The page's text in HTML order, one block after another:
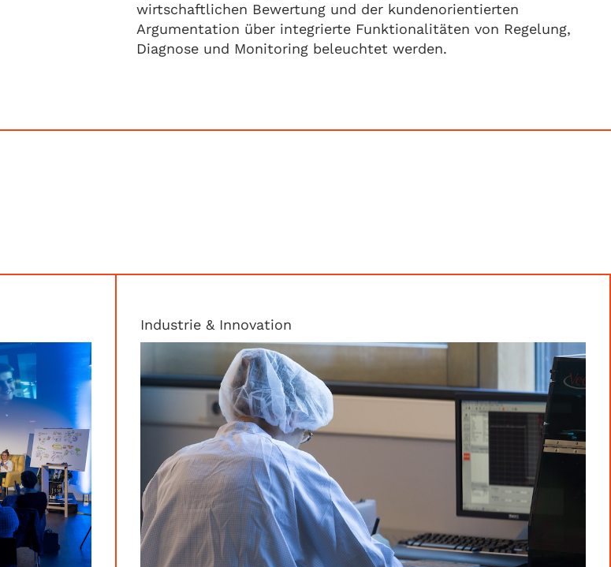
wirtschaftlichen Bewertung und der kundenorientierten
Argumentation über integrierte Funktionalitäten von Regelung,
Diagnose und Monitoring beleuchtet werden.
Industrie & Innovation